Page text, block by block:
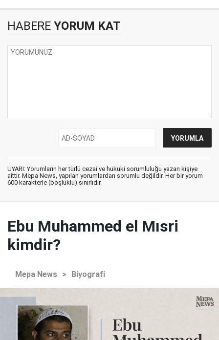
HABERE YORUM KAT
UYARI: Yorumların her türlü cezai ve hukuki sorumluluğu yazan kişiye
aittir. Mepa News, yapılan yorumlardan sorumlu değildir. Her bir yorum
600 karakterle (boşluklu) sınırlıdır.
Ebu Muhammed el Mısri
kimdir?
Mepa News > Biyografi